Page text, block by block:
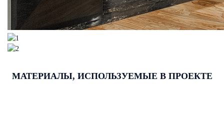
МАТЕРИАЛЫ, ИСПОЛЬЗУЕМЫЕ В ПРОЕКТЕ